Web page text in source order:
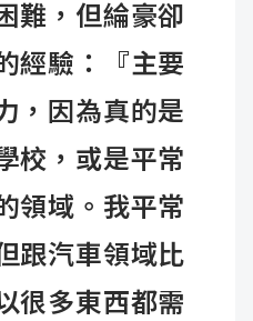
難，但綸豪卻
經驗：『主要
，因為真的是
校，或是平常
領域。我平常
跟汽車領域比
很多東西都需